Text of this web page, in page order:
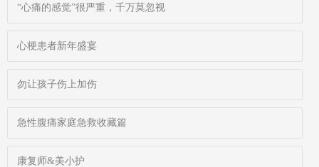
“心痛的感觉”很严重，千万莫忽视
心梗患者新年盛宴
勿让孩子伤上加伤
急性腹痛家庭急救收藏篇
康复师&美小护